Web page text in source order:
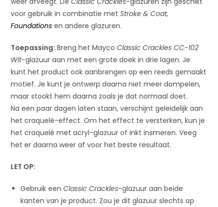
voor gebruik in combinatie metStroke & Coat,
Foundationsen andere glazuren.
Toepassing: Breng het MaycoClassic Crackles CC-102
Wit-glazuur aan met een grote doek in drie lagen. Je
kunt het product ook aanbrengen op een reeds gemaakt
motief. Je kunt je ontwerp daarna niet meer dompelen,
maar stookt hem daarna zoals je dat normaal doet.
Na een paar dagen laten staan, verschijnt geleidelijk aan
het craquelé-effect. Om het effect te versterken, kun je
het craquelé met acryl-glazuur of inkt insmeren. Veeg
het er daarna weer af voor het beste resultaat.
LET OP:
Gebruik eenClassic Crackles-glazuur aan beide
kanten van je product. Zou je dit glazuur slechts op